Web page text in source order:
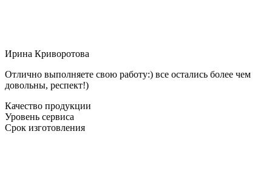
Ирина Криворотова
Отлично выполняете свою работу:) все остались более чем
довольны, респект!)
Качество продукции
Уровень сервиса
Срок изготовления